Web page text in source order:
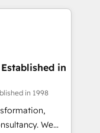
website in
by
means we
as well the
in
in 1998
We